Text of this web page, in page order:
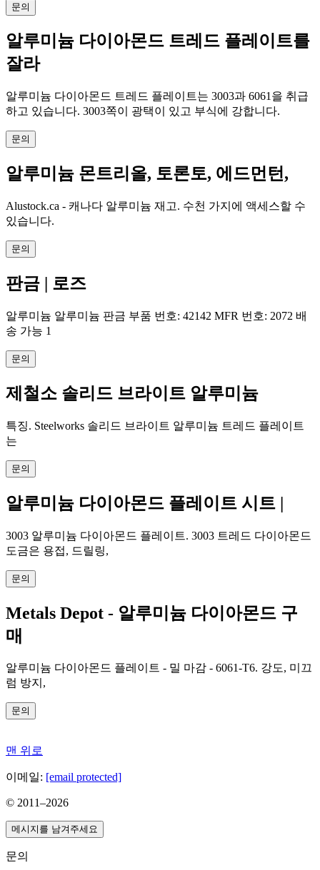
문의
알루미늄 다이아몬드 트레드 플레이트를
잘라
알루미늄 다이아몬드 트레드 플레이트는 3003과 6061을 취급
하고 있습니다. 3003쪽이 광택이 있고 부식에 강합니다.
문의
알루미늄 몬트리올, 토론토, 에드먼턴,
Alustock.ca - 캐나다 알루미늄 재고. 수천 가지에 액세스할 수
있습니다.
문의
판금 | 로즈
알루미늄 알루미늄 판금 부품 번호: 42142 MFR 번호: 2072 배
송 가능 1
문의
제철소 솔리드 브라이트 알루미늄
특징. Steelworks 솔리드 브라이트 알루미늄 트레드 플레이트
는
문의
알루미늄 다이아몬드 플레이트 시트 |
3003 알루미늄 다이아몬드 플레이트. 3003 트레드 다이아몬드
도금은 용접, 드릴링,
문의
Metals Depot - 알루미늄 다이아몬드 구
매
알루미늄 다이아몬드 플레이트 - 밀 마감 - 6061-T6. 강도, 미끄
럼 방지,
문의
맨 위로
이메일: [email protected]
© 2011–2026
메시지를 남겨주세요
문의